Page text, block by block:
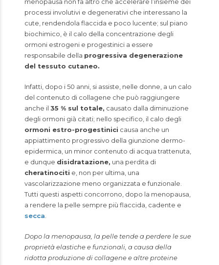
processi involutivi e degenerativi che interessano la
cute, rendendola flaccida e poco lucente; sul piano
biochimico, è il calo della concentrazione degli
ormoni estrogeni e progestinici a essere
responsabile della progressiva degenerazione
del tessuto cutaneo.
Infatti, dopo i 50 anni, si assiste, nelle donne, a un calo
del contenuto di collagene che può raggiungere
anche il 35 % sul totale, causato dalla diminuzione
degli ormoni già citati; nello specifico, il calo degli
ormoni estro-progestinici causa anche un
appiattimento progressivo della giunzione dermo-
epidermica, un minor contenuto di acqua trattenuta,
e dunque disidratazione, una perdita di
cheratinociti e, non per ultima, una
vascolarizzazione meno organizzata e funzionale.
Tutti questi aspetti concorrono, dopo la menopausa,
a rendere la pelle sempre più flaccida, cadente e
secca
Dopo la menopausa, la pelle tende a perdere le sue
proprietà elastiche e funzionali, a causa della
ridotta produzione di collagene e altre proteine